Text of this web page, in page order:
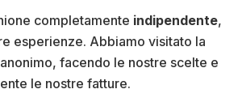
completamente indipendente,
esperienze. Abbiamo visitato la
facendo le nostre scelte e
le nostre fatture.